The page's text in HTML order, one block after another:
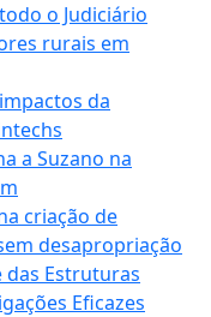
o Judiciário
rurais em
da
a Suzano na
criação de
desapropriação
das Estruturas
Eficazes